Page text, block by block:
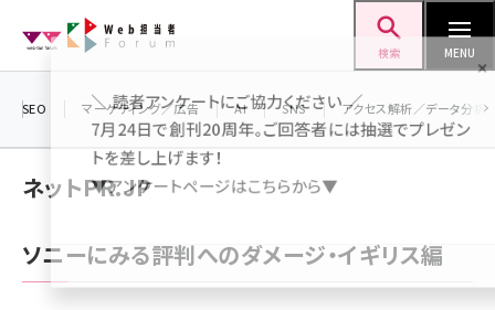
ン
検索 MENU
seo (3519)
ai (2801)
SEO マーケティング／広告 AI SNS アクセス解析／データ分析
ネットPR.JP
ソニーにみる評判へのダメージ・イギリス編
＼ 読者アンケートにご協力ください ／
7月24日で創刊20周年。ご回答者には抽選でプレゼン
トを差し上げます！
▼アンケートページはこちらから▼